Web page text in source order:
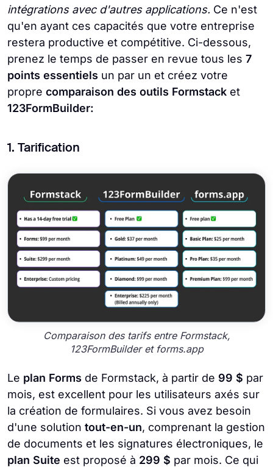
intégrations avec d'autres applications. Ce n'est
qu'en ayant ces capacités que votre entreprise
restera productive et compétitive. Ci-dessous,
prenez le temps de passer en revue tous les 7
points essentiels un par un et créez votre
propre comparaison des outils Formstack et
123FormBuilder:
1. Tarification
Comparaison des tarifs entre Formstack,
123FormBuilder et forms.app
Le plan Forms de Formstack, à partir de 99 $ par
mois, est excellent pour les utilisateurs axés sur
la création de formulaires. Si vous avez besoin
d'une solution tout-en-un, comprenant la gestion
de documents et les signatures électroniques, le
plan Suite est proposé à 299 $ par mois. Ce qui